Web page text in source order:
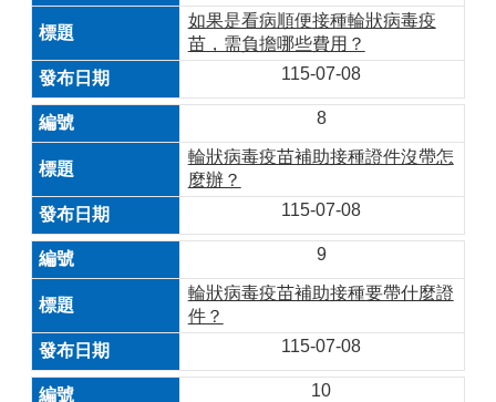
如果是看病順便接種輪狀病毒疫
苗，需負擔哪些費用？
115-07-08
8
輪狀病毒疫苗補助接種證件沒帶怎
麼辦？
115-07-08
9
輪狀病毒疫苗補助接種要帶什麼證
件？
115-07-08
10